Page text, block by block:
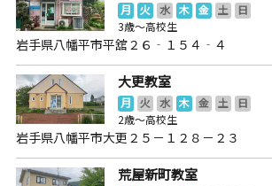
月 火 水 木 金 土
日
3歳～高校生
岩手県八幡平市平舘２６‐１５４‐４
大更教室
月 火 水 木 金 土
日
2歳～高校生
岩手県八幡平市大更２５－１２８－２３
荒屋新町教室